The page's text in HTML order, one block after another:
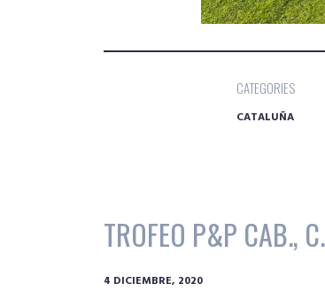
CATEGORIES
CATALUÑA
TROFEO P&P CAB.,
4 DICIEMBRE, 2020